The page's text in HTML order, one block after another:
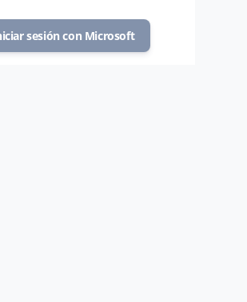
sesión con Microsoft